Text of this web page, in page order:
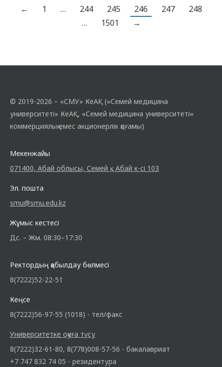
үлес қосып, 300-ден астам ғылыми еңбек,
көптеген әдістемелік ұсыныстар мен
← 1 … 244 245 246 247
248
…
1501 →
© 2019-2026 – «СМУ» КеАҚ («Семей медицина
университеті» КеАҚ, «Семей медицина университеті»
коммерциялық емес акционерлік қоғамы)
Мекенжайы
071400, Абай облысы, Семей қ., Абай к-сі 103
Эл. пошта
smu@smu.edu.kz
Жұмыс кестесі
Дс. – Жм. 08:30–17:30
Ректордың қабылдау бөлмесі
8(7222)52-22-51
Кеңсе
8(7222)56-97-55 (1018) - тел/факс
Университетке оқуға түсу
8(7222)32-61-80, 8(778)008-57-56 - бакалавриат
+7 747 832 74 05 - резидентура